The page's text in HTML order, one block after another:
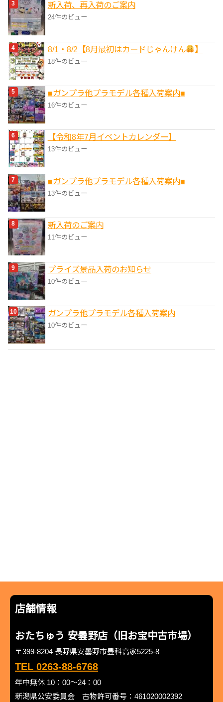
新入荷、再入荷のご案内
24件のビュー
8/1・8/2【8月最初はカードじゃんけん 】
18件のビュー
■ガンプラ他プラモデル各種入荷案内■
16件のビュー
【令和8年7月イベントカレンダー】
13件のビュー
■ガンプラ他プラモデル各種入荷案内■
13件のビュー
新入荷のご案内
11件のビュー
プライズ景品入荷のお知らせ
10件のビュー
ガンプラ他プラモデル各種入荷案内
10件のビュー
店舗情報
おたちゅう 安曇野店（旧お宝中古市場）
〒399-8204 長野県安曇野市豊科高家5225-8
TEL 0263-88-6768
年中無休 10：00～24：00
新潟県公安委員会 古物許可番号：461020002392